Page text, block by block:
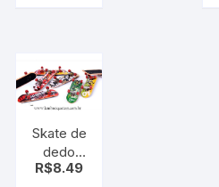
Skate de
dedo
com 2
R$8.49